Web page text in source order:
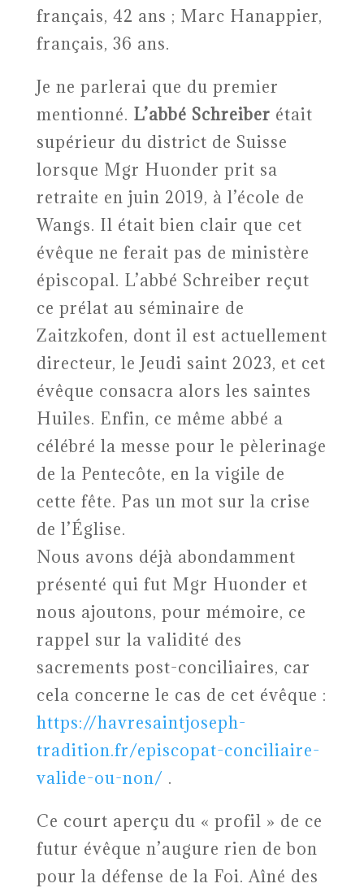
français, 42 ans ; Marc Hanappier,
français, 36 ans.
Je ne parlerai que du premier
mentionné. L’abbé Schreiber était
supérieur du district de Suisse
lorsque Mgr Huonder prit sa
retraite en juin 2019, à l’école de
Wangs. Il était bien clair que cet
évêque ne ferait pas de ministère
épiscopal. L’abbé Schreiber reçut
ce prélat au séminaire de
Zaitzkofen, dont il est actuellement
directeur, le Jeudi saint 2023, et cet
évêque consacra alors les saintes
Huiles. Enfin, ce même abbé a
célébré la messe pour le pèlerinage
de la Pentecôte, en la vigile de
cette fête. Pas un mot sur la crise
de l’Église.
Nous avons déjà abondamment
présenté qui fut Mgr Huonder et
nous ajoutons, pour mémoire, ce
rappel sur la validité des
sacrements post-conciliaires, car
cela concerne le cas de cet évêque :
https://havresaintjoseph-
tradition.fr/episcopat-conciliaire-
valide-ou-non/ .
Ce court aperçu du « profil » de ce
futur évêque n’augure rien de bon
pour la défense de la Foi. Aîné des